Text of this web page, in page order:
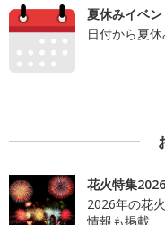
夏休みイベ
日付から夏
花火特集2026
2026年の花
情報も掲載